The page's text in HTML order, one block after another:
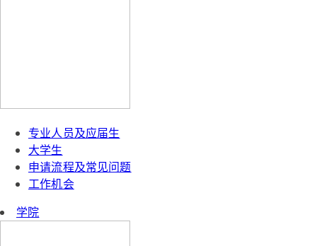
专业人员及应届生
大学生
申请流程及常见问题
工作机会
学院